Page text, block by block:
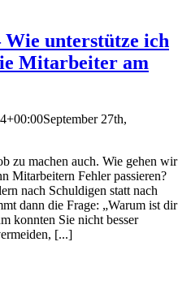
Wie unterstütze ich
Mitarbeiter am
September 27th,
zu machen auch. Wie gehen wir
Mitarbeitern Fehler passieren?
nach Schuldigen statt nach
dann die Frage: „Warum ist dir
konnten Sie nicht besser
[...]